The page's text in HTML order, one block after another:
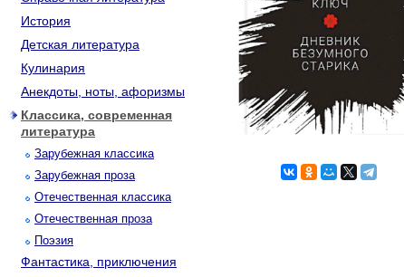
История
Детская литература
Кулинария
Анекдоты, ноты, афоризмы
Классика, современная
литература
Зарубежная классика
Зарубежная проза
Отечественная классика
Отечественная проза
Поэзия
Фантастика, приключения